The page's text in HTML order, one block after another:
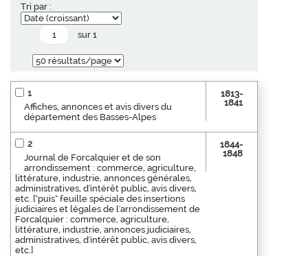
Tri par :
sur 1
1
Affiches, annonces et avis divers du
département des Basses-Alpes
1813-
1841
2
Journal de Forcalquier et de son
arrondissement : commerce, agriculture,
littérature, industrie, annonces générales,
administratives, d'intérêt public, avis divers,
etc. ["puis" feuille spéciale des insertions
judiciaires et légales de l'arrondissement de
Forcalquier : commerce, agriculture,
littérature, industrie, annonces judiciaires,
administratives, d'intérêt public, avis divers,
etc.]
1844-
1848